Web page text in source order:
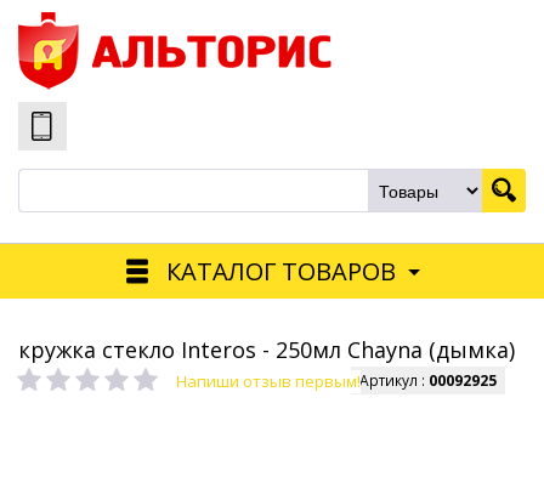
КАТАЛОГ ТОВАРОВ
кружка стекло Interos - 250мл Chayna (дымка)
Напиши отзыв первым!Артикул : 00092925